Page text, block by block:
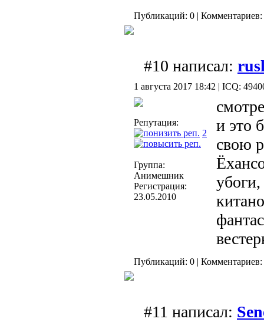
Публикаций: 0 | Комментариев:
#10 написал:
1 августа 2017 18:42 | ICQ:
Репутация:
2
Группа:
Анимешник
Регистрация:
23.05.2010
и это
свою
Публикаций: 0 | Комментариев:
#11 написал: